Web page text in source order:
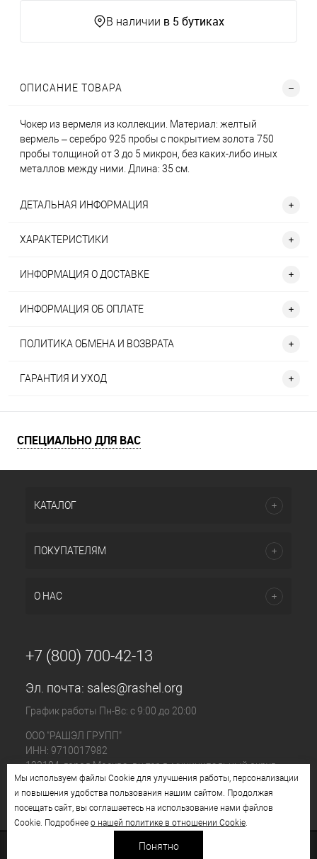
В наличии в 5 бутиках
ОПИСАНИЕ ТОВАРА
Чокер из вермеля из коллекции. Материал: желтый
вермель – серебро 925 пробы с покрытием золота 750
пробы толщиной от 3 до 5 микрон, без каких-либо иных
металлов между ними. Длина: 35 см.
ДЕТАЛЬНАЯ ИНФОРМАЦИЯ
ХАРАКТЕРИСТИКИ
ИНФОРМАЦИЯ О ДОСТАВКЕ
ИНФОРМАЦИЯ ОБ ОПЛАТЕ
ПОЛИТИКА ОБМЕНА И ВОЗВРАТА
ГАРАНТИЯ И УХОД
СПЕЦИАЛЬНО ДЛЯ ВАС
КАТАЛОГ
ПОКУПАТЕЛЯМ
О НАС
+7 (800) 700-42-13
Эл. почта: sales@rashel.org
График работы Пн-Вс: с 9:00 до 20:00
ООО "РАШЭЛ ГРУПП"
ИНН: 9710017982
123104, город Москва, вн.тер.г. муниципальный округ
Пресненский, ул. Большая Бронная, д. 23 стр. 1, этаж 4
помещ. I, ком. №11
Мы используем файлы Cookie для улучшения работы, персонализации
и повышения удобства пользования нашим сайтом. Продолжая
посещать сайт, вы соглашаетесь на использование нами файлов
Cookie. Подробнее о нашей политике в отношении Cookie.
Понятно